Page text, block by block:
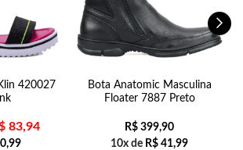
420027
83,94
Bota Anatomic Masculina
Floater 7887 Preto
R$ 399,90
10x de R$ 41,99